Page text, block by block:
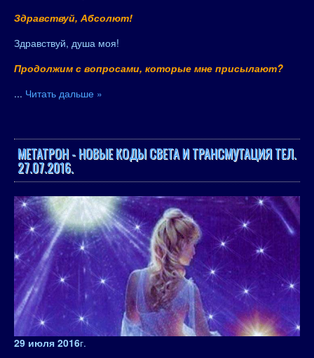
Здравствуй, Абсолют!
Здравствуй, душа моя!
Продолжим с вопросами, которые мне присылают?
... Читать дальше »
МЕТАТРОН - НОВЫЕ КОДЫ СВЕТА И ТРАНСМУТАЦИЯ ТЕЛ.
27.07.2016.
29 июля 2016г.